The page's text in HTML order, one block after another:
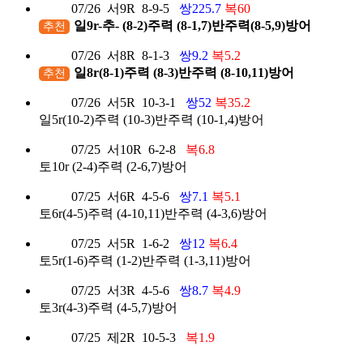
07/26 서9R 8-9-5 쌍225.7 복60
추천 일9r-추- (8-2)주력 (8-1,7)반주력(8-5,9)방어
07/26 서8R 8-1-3 쌍9.2 복5.2
추천 일8r(8-1)주력 (8-3)반주력 (8-10,11)방어
07/26 서5R 10-3-1 쌍52 복35.2
일5r(10-2)주력 (10-3)반주력 (10-1,4)방어
07/25 서10R 6-2-8
복6.8
토10r (2-4)주력 (2-6,7)방어
07/25 서6R 4-5-6 쌍7.1 복5.1
토6r(4-5)주력 (4-10,11)반주력 (4-3,6)방어
07/25 서5R 1-6-2 쌍12 복6.4
토5r(1-6)주력 (1-2)반주력 (1-3,11)방어
07/25 서3R 4-5-6 쌍8.7 복4.9
토3r(4-3)주력 (4-5,7)방어
07/25 제2R 10-5-3
복1.9